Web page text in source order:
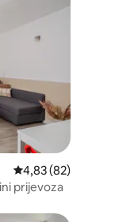
Prosječna ocjena:
4,83 (82)
prijevoza